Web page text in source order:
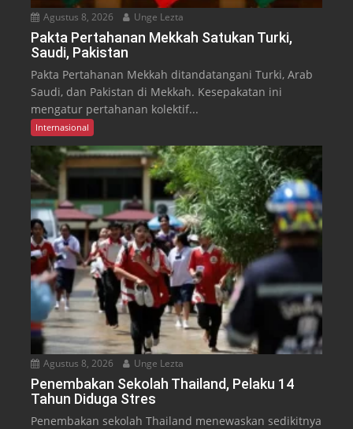
Agustus 8, 2026 Unge Lezta
Pakta Pertahanan Mekkah Satukan Turki,
Saudi, Pakistan
Pakta Pertahanan Mekkah ditandatangani Turki, Arab
Saudi, dan Pakistan di Mekkah. Kesepakatan ini
mengatur pertahanan kolektif...
Internasional
Agustus 8, 2026 Unge Lezta
Penembakan Sekolah Thailand, Pelaku 14
Tahun Diduga Stres
Penembakan sekolah Thailand menewaskan sedikitnya